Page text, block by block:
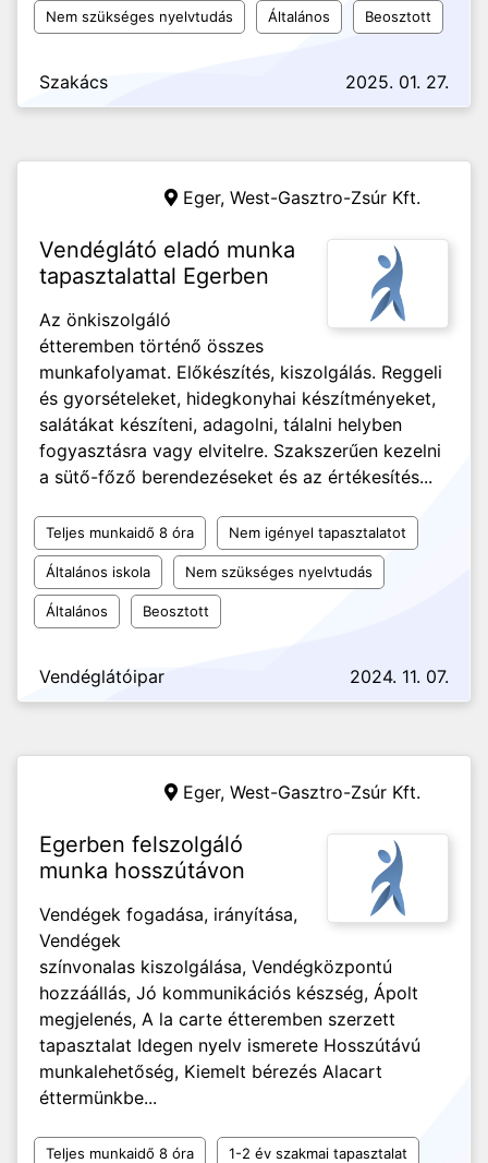
Nem szükséges nyelvtudás Általános Beosztott
Szakács 2025. 01. 27.
Eger, West-Gasztro-Zsúr Kft.
Vendéglátó eladó munka
tapasztalattal Egerben
Az önkiszolgáló
étteremben történő összes
munkafolyamat. Előkészítés, kiszolgálás. Reggeli
és gyorsételeket, hidegkonyhai készítményeket,
salátákat készíteni, adagolni, tálalni helyben
fogyasztásra vagy elvitelre. Szakszerűen kezelni
a sütő-főző berendezéseket és az értékesítés...
Teljes munkaidő 8 óra Nem igényel tapasztalatot
Általános iskola Nem szükséges nyelvtudás
Általános Beosztott
Vendéglátóipar 2024. 11. 07.
Eger, West-Gasztro-Zsúr Kft.
Egerben felszolgáló
munka hosszútávon
Vendégek fogadása, irányítása,
Vendégek
színvonalas kiszolgálása, Vendégközpontú
hozzáállás, Jó kommunikációs készség, Ápolt
megjelenés, A la carte étteremben szerzett
tapasztalat Idegen nyelv ismerete Hosszútávú
munkalehetőség, Kiemelt bérezés Alacart
éttermünkbe...
Teljes munkaidő 8 óra 1-2 év szakmai tapasztalat